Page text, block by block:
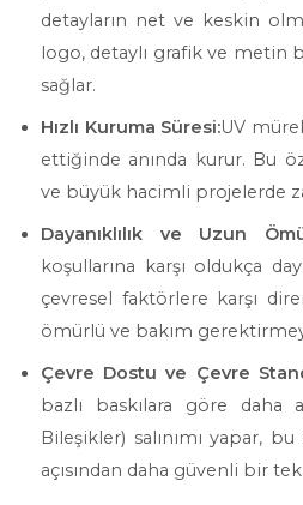
detayların net ve keskin
logo, detaylı grafik ve metin
sağlar.
Hızlı Kuruma Süresi:UV
ettiğinde anında kurur. Bu
ve büyük hacimli projelerde
Dayanıklılık ve Uzun
koşullarına karşı oldukça
çevresel faktörlere karşı
ömürlü ve bakım
Çevre Dostu ve Çevre
bazlı baskılara göre daha
Bileşikler) salınımı yapar,
açısından daha güvenli bir